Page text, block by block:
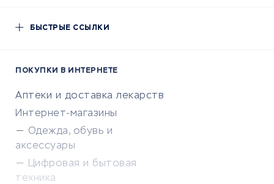
БЫСТРЫЕ ССЫЛКИ
ПОКУПКИ В ИНТЕРНЕТЕ
Аптеки и доставка лекарств
Интернет-магазины
Одежда, обувь и
аксессуары
Цифровая и бытовая
техника